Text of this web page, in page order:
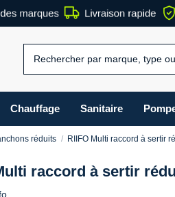
Chauffage Sanitaire
réduits RIIFO Multi raccord à sertir
raccord à sertir